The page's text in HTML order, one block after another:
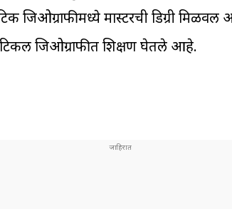
जिओग्राफीमध्ये मास्टरची डिग्री
जिओग्राफीत शिक्षण घेतले आहे.